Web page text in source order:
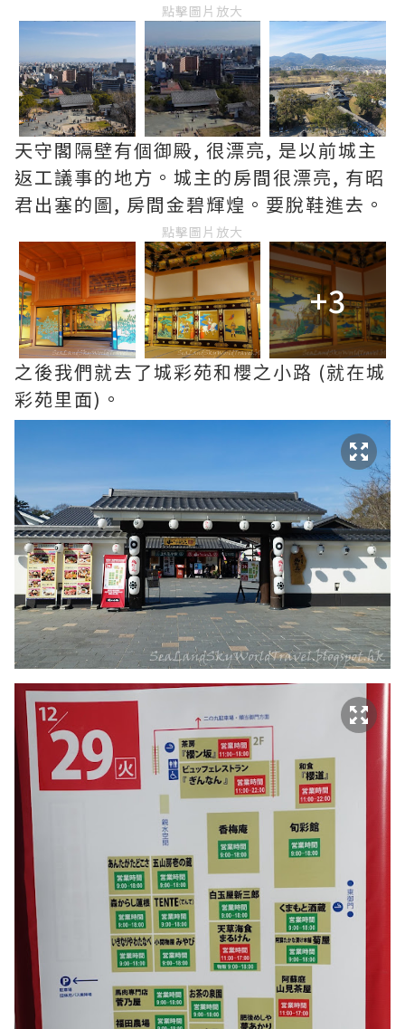
點擊圖片放大
天守閣隔壁有個御殿, 很漂亮, 是以前城主
返工議事的地方。城主的房間很漂亮, 有昭
君出塞的圖, 房間金碧輝煌。要脫鞋進去。
點擊圖片放大
+3
之後我們就去了城彩苑和櫻之小路 (就在城
彩苑里面)。